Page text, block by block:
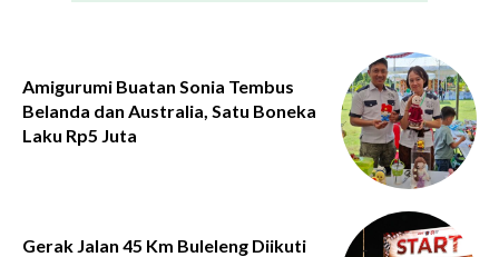
Amigurumi Buatan Sonia Tembus
Belanda dan Australia, Satu Boneka
Laku Rp5 Juta
Gerak Jalan 45 Km Buleleng Diikuti